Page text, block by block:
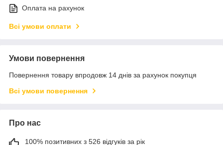
Оплата на рахунок
Всі умови оплати
Умови повернення
Повернення товару впродовж 14 днів за рахунок покупця
Всі умови повернення
Про нас
100% позитивних з 526 відгуків за рік